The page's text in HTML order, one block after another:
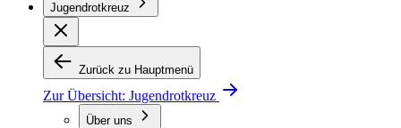
Jugendrotkreuz
Zurück zu Hauptmenü
Zur Übersicht: Jugendrotkreuz
Über uns